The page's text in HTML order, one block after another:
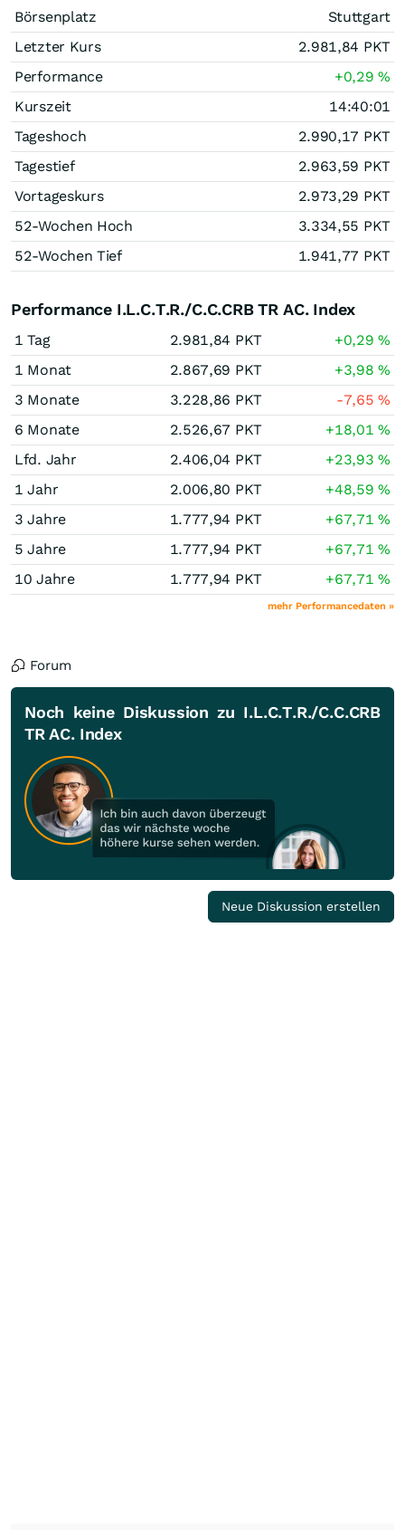
Börsenplatz
Stuttgart
Letzter Kurs
2.981,84 PKT
Performance
+0,29%
Kurszeit
14:40:01
Tageshoch
2.990,17 PKT
Tagestief
2.963,59 PKT
Vortageskurs
2.973,29 PKT
52-Wochen Hoch
3.334,55 PKT
52-Wochen Tief
1.941,77 PKT
Performance I.L.C.T.R./C.C.CRB TR AC. Index
1 Tag 2.981,84 PKT +0,29%
1 Monat
2.867,69 PKT +3,98%
3 Monate
3.228,86 PKT -7,65%
6 Monate
2.526,67 PKT +18,01%
Lfd. Jahr
2.406,04 PKT +23,93%
1 Jahr
2.006,80 PKT +48,59%
3 Jahre
1.777,94 PKT +67,71%
5 Jahre
1.777,94 PKT +67,71%
10 Jahre
1.777,94 PKT +67,71%
mehr Performancedaten »
Forum
Noch keine Diskussion zu I.L.C.T.R./C.C.CRB
TR AC. Index
Neue Diskussion erstellen